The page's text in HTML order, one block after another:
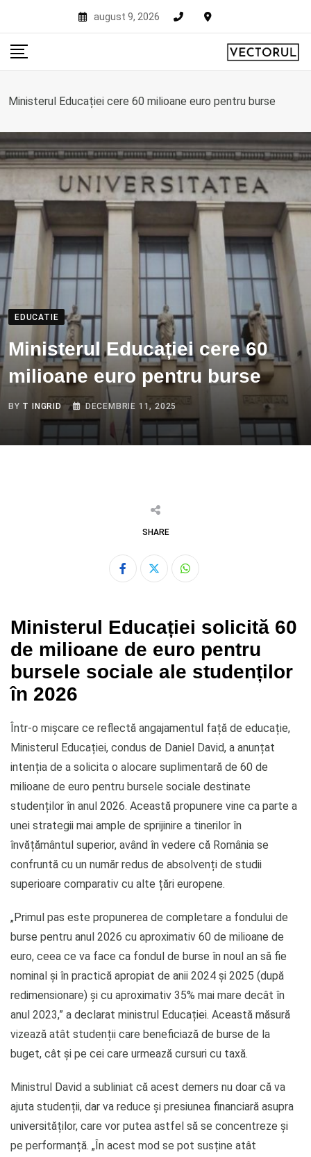
content
august 9, 2026
Ministerul Educației cere 60 milioane euro pentru burse
EDUCATIE
Ministerul Educației cere 60
milioane euro pentru burse
BY T INGRID DECEMBRIE 11, 2025
SHARE
Whatsapp
Ministerul Educației solicită 60
de milioane de euro pentru
bursele sociale ale studenților
în 2026
Într-o mișcare ce reflectă angajamentul față de educație,
Ministerul Educației, condus de Daniel David, a anunțat
intenția de a solicita o alocare suplimentară de 60 de
milioane de euro pentru bursele sociale destinate
studenților în anul 2026. Această propunere vine ca parte a
unei strategii mai ample de sprijinire a tinerilor în
învățământul superior, având în vedere că România se
confruntă cu un număr redus de absolvenți de studii
superioare comparativ cu alte țări europene.
„Primul pas este propunerea de completare a fondului de
burse pentru anul 2026 cu aproximativ 60 de milioane de
euro, ceea ce va face ca fondul de burse în noul an să fie
nominal și în practică apropiat de anii 2024 și 2025 (după
redimensionare) și cu aproximativ 35% mai mare decât în
anul 2023,” a declarat ministrul Educației. Această măsură
vizează atât studenții care beneficiază de burse de la
buget, cât și pe cei care urmează cursuri cu taxă.
Ministrul David a subliniat că acest demers nu doar că va
ajuta studenții, dar va reduce și presiunea financiară asupra
universităților, care vor putea astfel să se concentreze și
pe performanță. „În acest mod se pot susține atât